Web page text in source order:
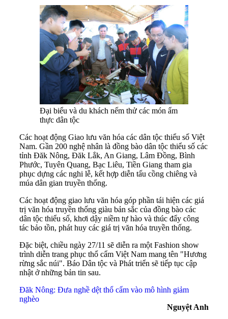
Đại biểu và du khách nếm thử các món ẩm
thực dân tộc
Các hoạt động Giao lưu văn hóa các dân tộc thiểu số Việt
Nam. Gần 200 nghệ nhân là đồng bào dân tộc thiểu số các
tỉnh Đăk Nông, Đăk Lắk, An Giang, Lâm Đồng, Bình
Phước, Tuyên Quang, Bạc Liêu, Tiền Giang tham gia
phục dựng các nghi lễ, kết hợp diễn tấu cồng chiêng và
múa dân gian truyền thống.
Các hoạt động giao lưu văn hóa góp phần tái hiện các giá
trị văn hóa truyền thống giàu bản sắc của đồng bào các
dân tộc thiểu số, khơi dậy niềm tự hào và thúc đẩy công
tác bảo tồn, phát huy các giá trị văn hóa truyền thống.
Đặc biệt, chiều ngày 27/11 sẽ diễn ra một Fashion show
trình diễn trang phục thổ cẩm Việt Nam mang tên "Hương
rừng sắc núi". Báo Dân tộc và Phát triển sẽ tiếp tục cập
nhật ở những bản tin sau.
Đăk Nông: Đưa nghề dệt thổ cẩm vào mô hình giảm
nghèo
Nguyệt Anh